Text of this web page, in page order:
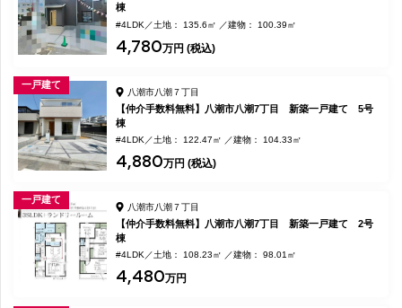
棟
#4LDK 土地： 135.6㎡ 建物： 100.39㎡
4,780万円 (税込)
一戸建て
八潮市八潮７丁目
【仲介手数料無料】八潮市八潮7丁目 新築一戸建て 5号
棟
#4LDK 土地： 122.47㎡ 建物： 104.33㎡
4,880万円 (税込)
一戸建て
八潮市八潮７丁目
【仲介手数料無料】八潮市八潮7丁目 新築一戸建て 2号
棟
#4LDK 土地： 108.23㎡ 建物： 98.01㎡
4,480万円